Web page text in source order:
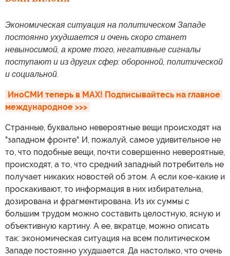
Экономическая ситуация на политическом Западе
постоянно ухудшается и очень скоро станет
невыносимой, а кроме того, негативные сигналы
поступают и из других сфер: оборонной, политической
и социальной.
ИноСМИ теперь в MAX! Подписывайтесь на главное
международное >>>
Странные, буквально невероятные вещи происходят на
"западном фронте". И, пожалуй, самое удивительное не
то, что подобные вещи, почти совершенно невероятные,
происходят, а то, что средний западный потребитель не
получает никаких новостей об этом. А если кое-какие и
проскакивают, то информация в них избирательна,
дозирована и фрагментирована. Из их суммы с
большим трудом можно составить целостную, ясную и
объективную картину. А ее, вкратце, можно описать
так: экономическая ситуация на всем политическом
Западе постоянно ухудшается. Да настолько, что очень